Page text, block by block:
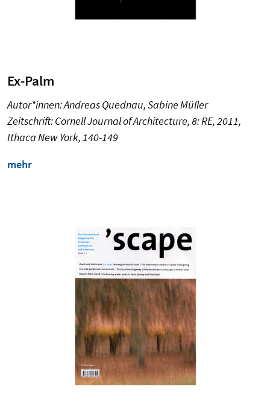
Ex-Palm
Autor*innen: Andreas Quednau, Sabine Müller
Zeitschrift: Cornell Journal of Architecture, 8: RE, 2011,
Ithaca New York, 140-149
mehr